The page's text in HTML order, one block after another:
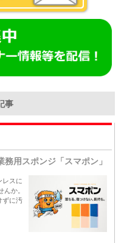
事
用スポンジ「スマポン」
レスに
か。
ずに汚